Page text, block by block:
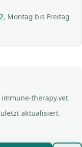
, Montag bis Freitag
immune-therapy.vet
aktualisiert